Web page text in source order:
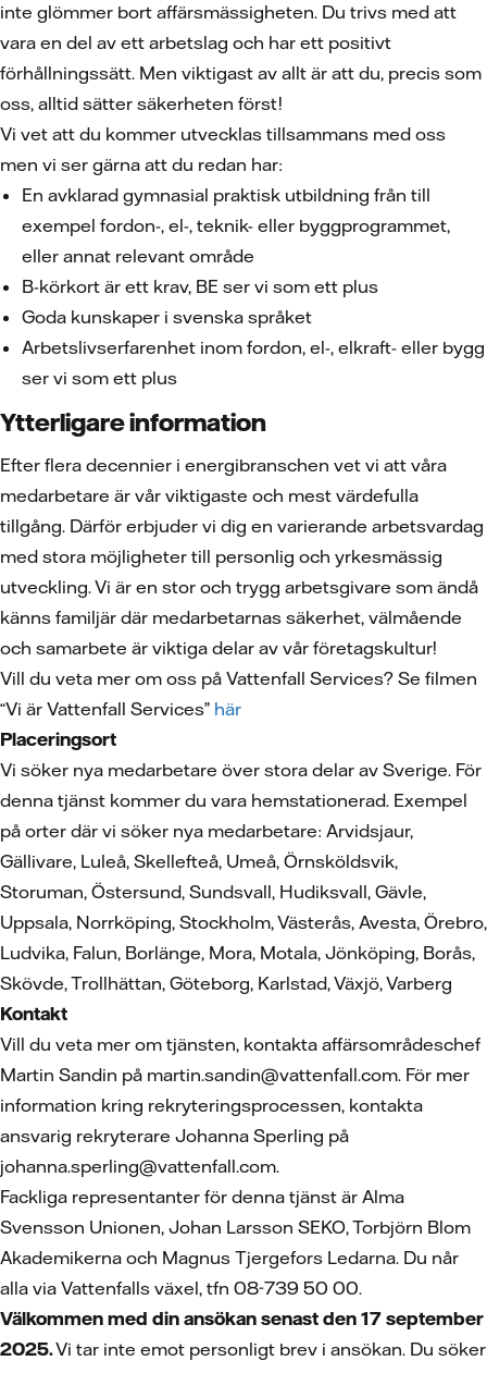
inte glömmer bort affärsmässigheten. Du trivs med att
vara en del av ett arbetslag och har ett positivt
förhållningssätt. Men viktigast av allt är att du, precis som
oss, alltid sätter säkerheten först!
Vi vet att du kommer utvecklas tillsammans med oss
men vi ser gärna att du redan har:
En avklarad gymnasial praktisk utbildning från till
exempel fordon-, el-, teknik- eller byggprogrammet,
eller annat relevant område
B-körkort är ett krav, BE ser vi som ett plus
Goda kunskaper i svenska språket
Arbetslivserfarenhet inom fordon, el-, elkraft- eller bygg
ser vi som ett plus
Ytterligare information
Efter flera decennier i energibranschen vet vi att våra
medarbetare är vår viktigaste och mest värdefulla
tillgång. Därför erbjuder vi dig en varierande arbetsvardag
med stora möjligheter till personlig och yrkesmässig
utveckling. Vi är en stor och trygg arbetsgivare som ändå
känns familjär där medarbetarnas säkerhet, välmående
och samarbete är viktiga delar av vår företagskultur!
Vill du veta mer om oss på Vattenfall Services? Se filmen
“Vi är Vattenfall Services” här
Placeringsort
Vi söker nya medarbetare över stora delar av Sverige. För
denna tjänst kommer du vara hemstationerad. Exempel
på orter där vi söker nya medarbetare: Arvidsjaur,
Gällivare, Luleå, Skellefteå, Umeå, Örnsköldsvik,
Storuman, Östersund, Sundsvall, Hudiksvall, Gävle,
Uppsala, Norrköping, Stockholm, Västerås, Avesta, Örebro,
Ludvika, Falun, Borlänge, Mora, Motala, Jönköping, Borås,
Skövde, Trollhättan, Göteborg, Karlstad, Växjö, Varberg
Kontakt
Vill du veta mer om tjänsten, kontakta affärsområdeschef
Martin Sandin på martin.sandin@vattenfall.com. För mer
information kring rekryteringsprocessen, kontakta
ansvarig rekryterare Johanna Sperling på
johanna.sperling@vattenfall.com.
Fackliga representanter för denna tjänst är Alma
Svensson Unionen, Johan Larsson SEKO, Torbjörn Blom
Akademikerna och Magnus Tjergefors Ledarna. Du når
alla via Vattenfalls växel, tfn 08-739 50 00.
Välkommen med din ansökan senast den 17 september
2025.Vi tar inte emot personligt brev i ansökan. Du söker